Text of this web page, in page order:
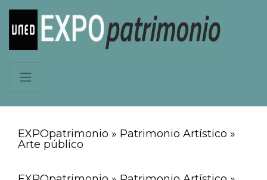
EXPOpatrimonio » Patrimonio Artístico »
Arte público